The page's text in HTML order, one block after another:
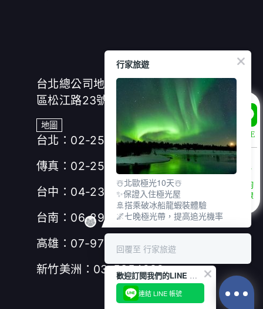
台北總公司地址：(104)台北市中山
區松江路23號7樓、8樓
地圖
台北：02-25166630
傳真：02-25019918
台中：04-23280155
台南：06-2953606
高雄：07-9717277
新竹美洲：03-5354989
LINE
諮詢
專線
行家旅遊
☃️北歐極光10天☃️
✨保證入住極光屋
🚢搭乘破冰船龍蝦裝體驗
🌌七晚極光帶，提高追光機率
回覆至 行家旅遊
歡迎訂閱我們的LINE 官方帳號
連結 LINE 帳號